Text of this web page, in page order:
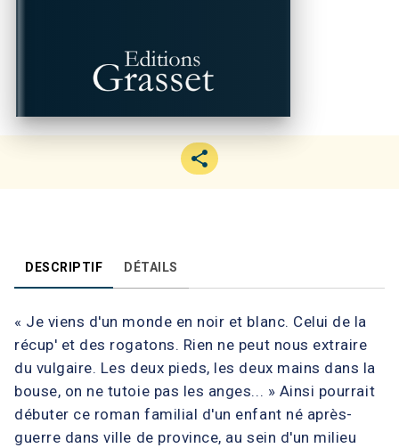
DESCRIPTIF DÉTAILS
« Je viens d'un monde en noir et blanc. Celui de la
récup' et des rogatons. Rien ne peut nous extraire
du vulgaire. Les deux pieds, les deux mains dans la
bouse, on ne tutoie pas les anges... » Ainsi pourrait
débuter ce roman familial d'un enfant né après-
guerre dans ville de province, au sein d'un milieu